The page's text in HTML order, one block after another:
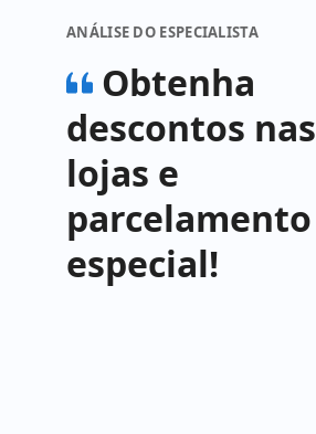
ANÁLISE DO ESPECIALISTA
Obtenha
descontos nas
lojas e
parcelamento
especial!